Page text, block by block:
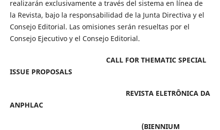
realizarán exclusivamente a través del sistema en línea de
la Revista, bajo la responsabilidad de la Junta Directiva y el
Consejo Editorial. Las omisiones serán resueltas por el
Consejo Ejecutivo y el Consejo Editorial.
CALL FOR THEMATIC SPECIAL
ISSUE PROPOSALS
REVISTA ELETRÔNICA DA
ANPHLAC
(BIENNIUM